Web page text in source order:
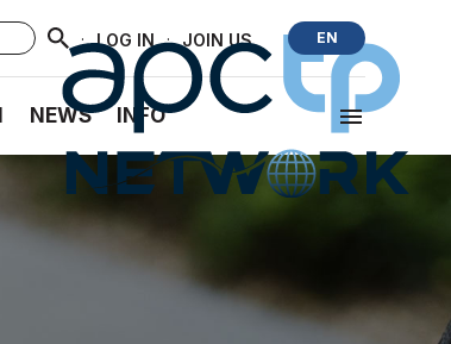
· LOG IN · JOIN US EN
NEWS INFO